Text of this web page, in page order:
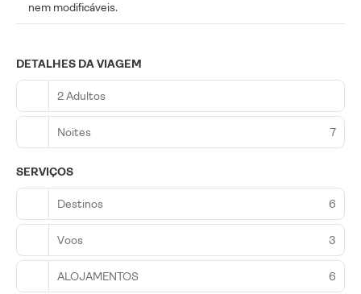
nem modificáveis.
DETALHES DA VIAGEM
2 Adultos
Noites 7
SERVIÇOS
Destinos 6
Voos 3
ALOJAMENTOS 6